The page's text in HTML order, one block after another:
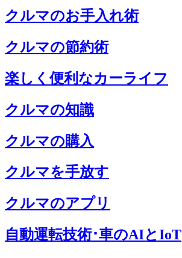
クルマのお手入れ術
クルマの節約術
楽しく便利なカーライフ
クルマの知識
クルマの購入
クルマを手放す
クルマのアプリ
自動運転技術･車のAIとIoT